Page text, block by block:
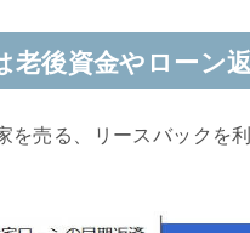
老後資金やローン
を売る、リースバックを